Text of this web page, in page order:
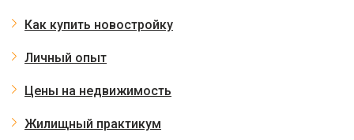
Как купить новостройку
Личный опыт
Цены на недвижимость
Жилищный практикум